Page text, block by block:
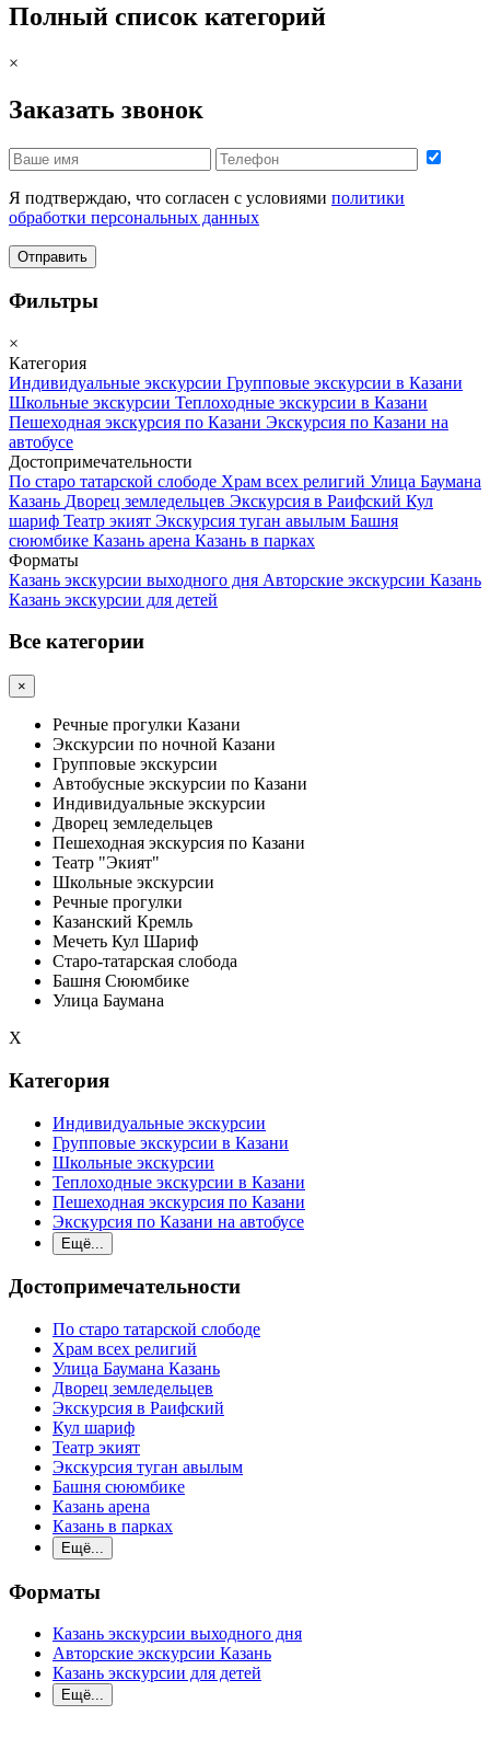
Полный список категорий
×
Заказать звонок
Я подтверждаю, что согласен с условиями политики
обработки персональных данных
Отправить
Фильтры
×
Категория
Индивидуальные экскурсии Групповые экскурсии в Казани
Школьные экскурсии Теплоходные экскурсии в Казани
Пешеходная экскурсия по Казани Экскурсия по Казани на
автобусе
Достопримечательности
По старо татарской слободе Храм всех религий Улица Баумана
Казань Дворец земледельцев Экскурсия в Раифский Кул
шариф Театр экият Экскурсия туган авылым Башня
сююмбике Казань арена Казань в парках
Форматы
Казань экскурсии выходного дня Авторские экскурсии Казань
Казань экскурсии для детей
Все категории
×
Речные прогулки Казани
Экскурсии по ночной Казани
Групповые экскурсии
Автобусные экскурсии по Казани
Индивидуальные экскурсии
Дворец земледельцев
Пешеходная экскурсия по Казани
Театр "Экият"
Школьные экскурсии
Речные прогулки
Казанский Кремль
Мечеть Кул Шариф
Старо-татарская слобода
Башня Сююмбике
Улица Баумана
Х
Категория
Индивидуальные экскурсии
Групповые экскурсии в Казани
Школьные экскурсии
Теплоходные экскурсии в Казани
Пешеходная экскурсия по Казани
Экскурсия по Казани на автобусе
Ещё...
Достопримечательности
По старо татарской слободе
Храм всех религий
Улица Баумана Казань
Дворец земледельцев
Экскурсия в Раифский
Кул шариф
Театр экият
Экскурсия туган авылым
Башня сююмбике
Казань арена
Казань в парках
Ещё...
Форматы
Казань экскурсии выходного дня
Авторские экскурсии Казань
Казань экскурсии для детей
Ещё...